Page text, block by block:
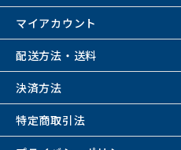
マイアカウント
配送方法・送料
決済方法
特定商取引法